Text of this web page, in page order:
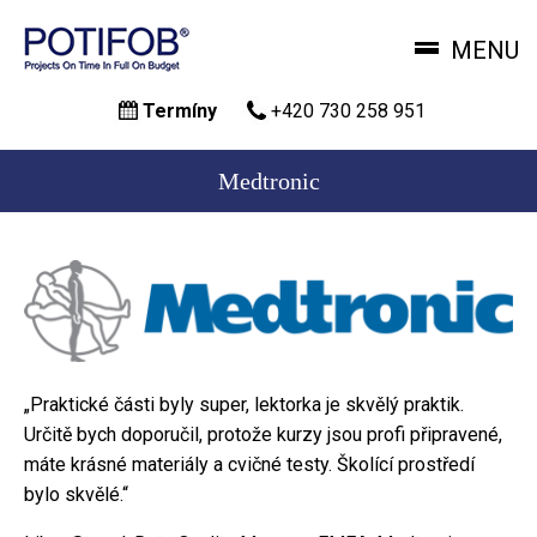
hlavnímu
MENU
Termíny +420 730 258 951
Medtronic
„Praktické části byly super, lektorka je skvělý praktik.
Určitě bych doporučil, protože kurzy jsou profi připravené,
máte krásné materiály a cvičné testy. Školící prostředí
bylo skvělé.“